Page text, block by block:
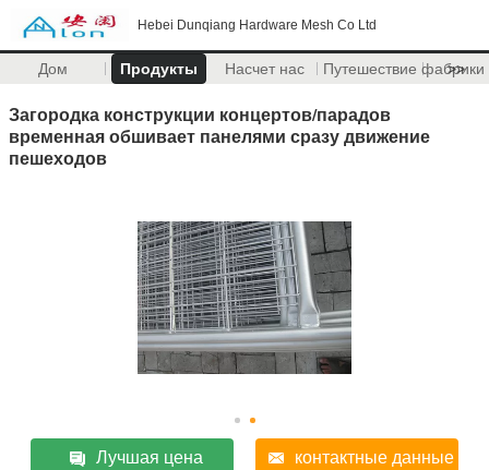
Hebei Dunqiang Hardware Mesh Co Ltd
Дом Продукты Насчет нас Путешествие фабрики
>>
Загородка конструкции концертов/парадов
временная обшивает панелями сразу движение
пешеходов
Лучшая цена контактные данные